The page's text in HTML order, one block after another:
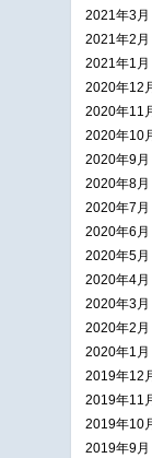
2021年3月
2021年2月
2021年1月
2020年12
2020年11
2020年10
2020年9月
2020年8月
2020年7月
2020年6月
2020年5月
2020年4月
2020年3月
2020年2月
2020年1月
2019年12
2019年11
2019年10
2019年9月